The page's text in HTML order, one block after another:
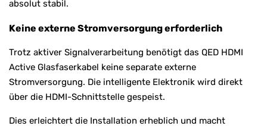
absolut stabil.
Keine externe Stromversorgung erforderlich
Trotz aktiver Signalverarbeitung benötigt das QED HDMI
Active Glasfaserkabel keine separate externe
Stromversorgung. Die intelligente Elektronik wird direkt
über die HDMI-Schnittstelle gespeist.
Dies erleichtert die Installation erheblich und macht